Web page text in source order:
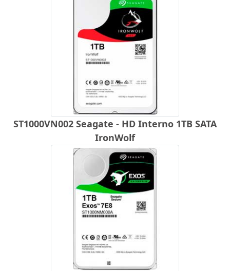
ST1000VN002 Seagate - HD Interno 1TB SATA
IronWolf